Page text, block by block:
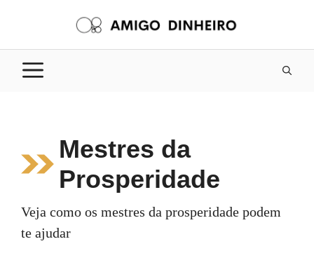
o
conteúdo
Mestres da
Prosperidade
Veja como os mestres da prosperidade podem
te ajudar